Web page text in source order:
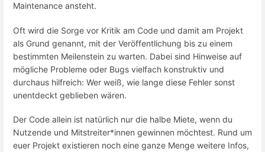
Maintenance ansteht.
Oft wird die Sorge vor Kritik am Code und damit am Projekt
als Grund genannt, mit der Veröffentlichung bis zu einem
bestimmten Meilenstein zu warten. Dabei sind Hinweise auf
mögliche Probleme oder Bugs vielfach konstruktiv und
durchaus hilfreich: Wer weiß, wie lange diese Fehler sonst
unentdeckt geblieben wären.
Der Code allein ist natürlich nur die halbe Miete, wenn du
Nutzende und Mitstreiter*innen gewinnen möchtest. Rund um
euer Projekt existieren noch eine ganze Menge weitere Infos,